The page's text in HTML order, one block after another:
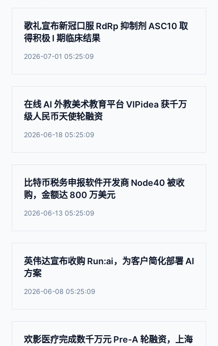
歌礼宣布新冠口服 RdRp 抑制剂 ASC10 取
得积极 I 期临床结果
2026-07-01 05:25:09
在线 AI 外教美术教育平台 VIPidea 获千万
级人民币天使轮融资
2026-06-18 05:25:09
比特币税务申报软件开发商 Node40 被收
购，金额达 800 万美元
2026-06-13 05:25:09
英伟达宣布收购 Run:ai，为客户简化部署 AI
方案
2026-06-08 05:25:09
欢影医疗完成数千万元 Pre-A 轮融资，上海